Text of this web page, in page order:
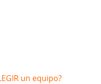
un equipo?